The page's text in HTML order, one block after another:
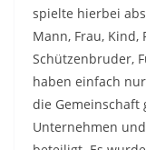
spielte hierbei
Mann, Frau, Kind,
Schützenbruder,
haben einfach
die Gemeinschaft
Unternehmen